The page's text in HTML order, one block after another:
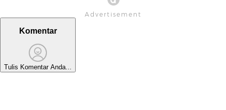
Komentar
Tulis Komentar Anda...